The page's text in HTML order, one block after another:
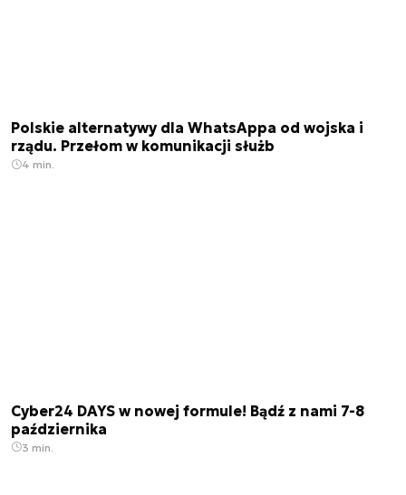
Polskie alternatywy dla WhatsAppa od wojska i
rządu. Przełom w komunikacji służb
4 min.
Cyber24 DAYS w nowej formule! Bądź z nami 7-8
października
3 min.